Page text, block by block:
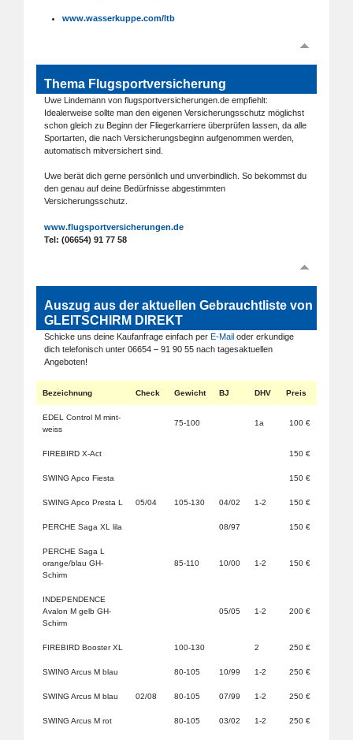
www.wasserkuppe.com/ltb
Thema Flugsportversicherung
Uwe Lindemann von flugsportversicherungen.de empfiehlt:
Idealerweise sollte man den eigenen Versicherungsschutz möglichst
schon gleich zu Beginn der Fliegerkarriere überprüfen lassen, da alle
Sportarten, die nach Versicherungsbeginn aufgenommen werden,
automatisch mitversichert sind.
Uwe berät dich gerne persönlich und unverbindlich. So bekommst du
den genau auf deine Bedürfnisse abgestimmten
Versicherungsschutz.
www.flugsportversicherungen.de
Tel: (06654) 91 77 58
Auszug aus der aktuellen Gebrauchtliste von
GLEITSCHIRM DIREKT
Schicke uns deine Kaufanfrage einfach per E-Mail oder erkundige
dich telefonisch unter 06654 – 91 90 55 nach tagesaktuellen
Angeboten!
Bezeichnung Check Gewicht BJ DHV Preis
EDEL Control M mint-
weiss
75-100 1a 100 €
FIREBIRD X-Act 150 €
SWING Apco Fiesta 150 €
SWING Apco Presta L 05/04 105-130 04/02 1-2 150 €
PERCHE Saga XL lila 08/97 150 €
PERCHE Saga L
orange/blau GH-
Schirm
85-110 10/00 1-2 150 €
INDEPENDENCE
Avalon M gelb GH-
Schirm
05/05 1-2 200 €
FIREBIRD Booster XL 100-130 2 250 €
SWING Arcus M blau 80-105 10/99 1-2 250 €
SWING Arcus M blau 02/08 80-105 07/99 1-2 250 €
SWING Arcus M rot 80-105 03/02 1-2 250 €